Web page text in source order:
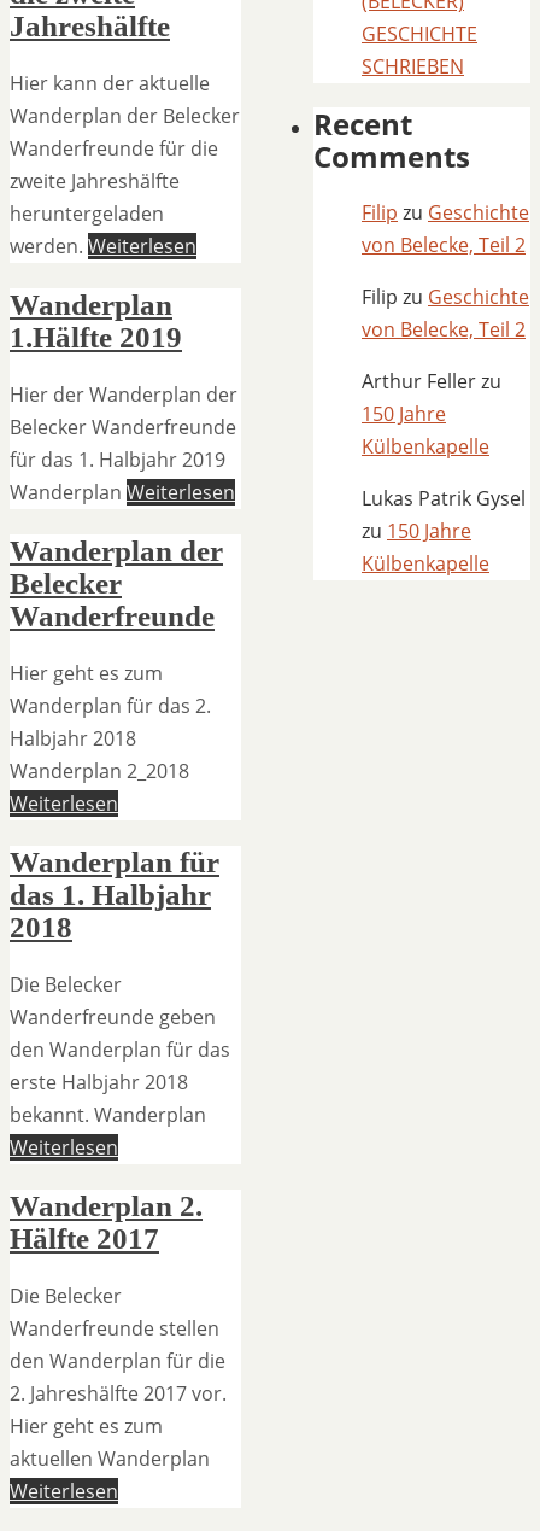
Jahreshälfte
Hier kann der aktuelle
Wanderplan der Belecker
Wanderfreunde für die
zweite Jahreshälfte
heruntergeladen
werden. Weiterlesen
Wanderplan
1.Hälfte 2019
Hier der Wanderplan der
Belecker Wanderfreunde
für das 1. Halbjahr 2019
Wanderplan Weiterlesen
Wanderplan der
Belecker
Wanderfreunde
Hier geht es zum
Wanderplan für das 2.
Halbjahr 2018
Wanderplan 2_2018
Weiterlesen
Wanderplan für
das 1. Halbjahr
2018
Die Belecker
Wanderfreunde geben
den Wanderplan für das
erste Halbjahr 2018
bekannt. Wanderplan
Weiterlesen
Wanderplan 2.
Hälfte 2017
Die Belecker
Wanderfreunde stellen
den Wanderplan für die
2. Jahreshälfte 2017 vor.
Hier geht es zum
aktuellen Wanderplan
Weiterlesen
GESCHICHTE
SCHRIEBEN
Recent
Comments
Filip zu Geschichte
von Belecke, Teil 2
Filip zu Geschichte
von Belecke, Teil 2
Arthur Fellerzu
150 Jahre
Külbenkapelle
Lukas Patrik Gysel
zu 150 Jahre
Külbenkapelle